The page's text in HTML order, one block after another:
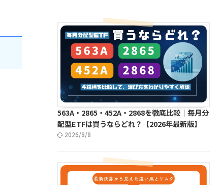
563A・2865・452A・2868を徹底比較｜毎月分
配型ETFは買うならどれ？【2026年最新版】
2026/8/8